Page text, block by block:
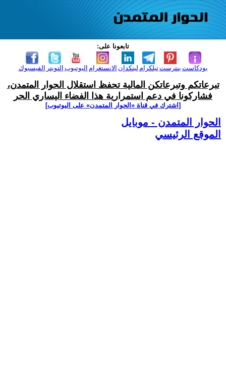
تابعونا على:
الفيسبوك التويتر اليوتيوب الانستغرام لينكدإن تيلكرامبنترست بودكاست
تبرعاتكم وتبرعاتكن المالية تحفظ استقلال الحوار المتمدن،
فشاركونا في دعم استمرارية هذا الفضاء اليساري الحر
[اشترك في قناة ‫«الحوار المتمدن» على اليوتيوب]
الحوار المتمدن - موبايل
الموقع الرئيسي